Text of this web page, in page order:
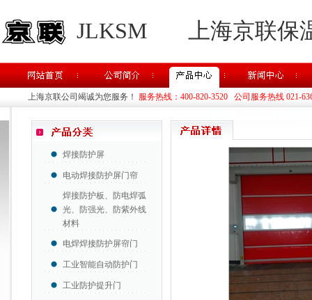
JLKSM 上海京联
上海京联公司竭诚为您服务！ 服务热线：400-820-3520 公司服务热线 021-
焊接防护屏
电动焊接防护屏门帘
焊接防护板、防电焊弧
光、防强光、防紫外线
材料
电焊焊接防护屏帘门
工业智能自动防护门
工业防护提升门